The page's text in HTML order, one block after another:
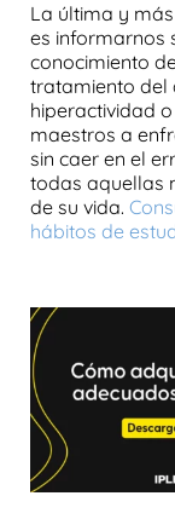
La última y
es informarnos
conocimiento
tratamiento del
hiperactividad
maestros a
sin caer en el
todas aquellas
de su vida.
hábitos de